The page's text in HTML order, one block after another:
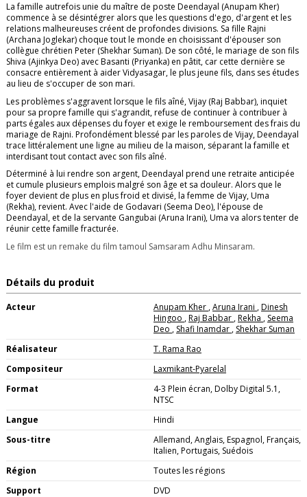
La famille autrefois unie du maître de poste Deendayal (Anupam Kher)
commence à se désintégrer alors que les questions d'ego, d'argent et les
relations malheureuses créent de profondes divisions. Sa fille Rajni
(Archana Joglekar) choque tout le monde en choisissant d'épouser son
collègue chrétien Peter (Shekhar Suman). De son côté, le mariage de son fils
Shiva (Ajinkya Deo) avec Basanti (Priyanka) en pâtit, car cette dernière se
consacre entièrement à aider Vidyasagar, le plus jeune fils, dans ses études
au lieu de s'occuper de son mari.
Les problèmes s'aggravent lorsque le fils aîné, Vijay (Raj Babbar), inquiet
pour sa propre famille qui s'agrandit, refuse de continuer à contribuer à
parts égales aux dépenses du foyer et exige le remboursement des frais du
mariage de Rajni. Profondément blessé par les paroles de Vijay, Deendayal
trace littéralement une ligne au milieu de la maison, séparant la famille et
interdisant tout contact avec son fils aîné.
Déterminé à lui rendre son argent, Deendayal prend une retraite anticipée
et cumule plusieurs emplois malgré son âge et sa douleur. Alors que le
foyer devient de plus en plus froid et divisé, la femme de Vijay, Uma
(Rekha), revient. Avec l'aide de Godavari (Seema Deo), l'épouse de
Deendayal, et de la servante Gangubai (Aruna Irani), Uma va alors tenter de
réunir cette famille fracturée.
Le film est un remake du film tamoul Samsaram Adhu Minsaram.
Détails du produit
Acteur Anupam Kher ,Aruna Irani ,Dinesh
Hingoo ,Raj Babbar ,Rekha , Seema
Deo , Shafi Inamdar , Shekhar Suman
Réalisateur
T. Rama Rao
Compositeur
Laxmikant-Pyarelal
Format
4-3 Plein écran, Dolby Digital 5.1,
NTSC
Langue
Hindi
Sous-titre
Allemand, Anglais, Espagnol, Français,
Italien, Portugais, Suédois
Région
Toutes les régions
Support
DVD